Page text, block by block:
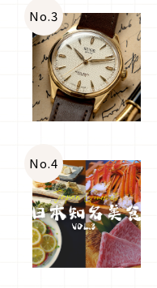
No.3
No.4